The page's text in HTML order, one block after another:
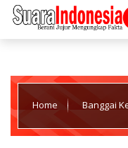
Home Banggai